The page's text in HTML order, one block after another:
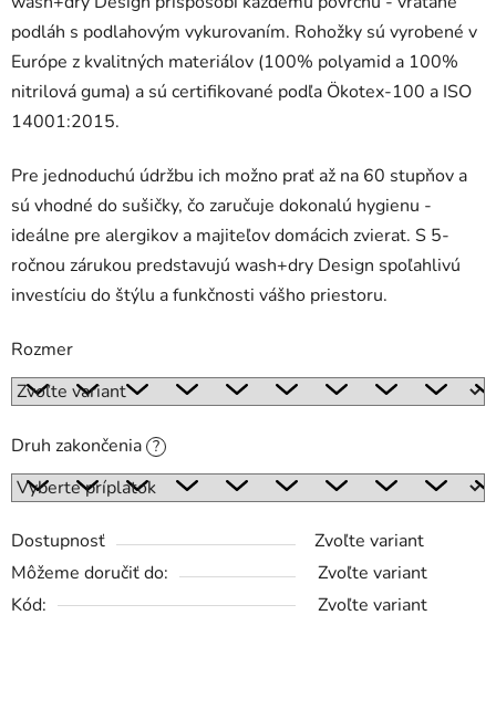
podláh s podlahovým vykurovaním. Rohožky sú vyrobené v
Európe z kvalitných materiálov (100% polyamid a 100%
nitrilová guma) a sú certifikované podľa Ökotex-100 a ISO
14001:2015.
Pre jednoduchú údržbu ich možno prať až na 60 stupňov a
sú vhodné do sušičky, čo zaručuje dokonalú hygienu -
ideálne pre alergikov a majiteľov domácich zvierat. S 5-
ročnou zárukou predstavujú wash+dry Design spoľahlivú
investíciu do štýlu a funkčnosti vášho priestoru.
Rozmer
Druh zakončenia ?
Dostupnosť
Zvoľte variant
Môžeme doručiť do:
Zvoľte variant
Kód:
Zvoľte variant